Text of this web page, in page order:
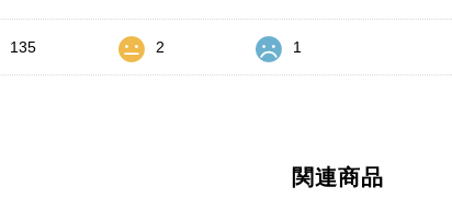
135 2 1
関連商品